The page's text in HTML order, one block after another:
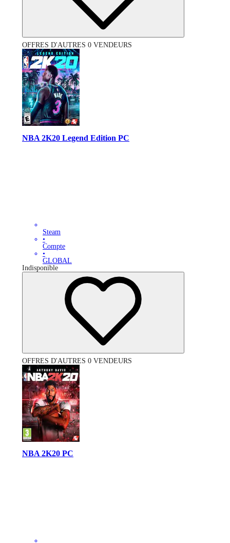
OFFRES D'AUTRES 0 VENDEURS
NBA 2K20 Legend Edition PC
Steam
•
Compte
•
GLOBAL
Indisponible
OFFRES D'AUTRES 0 VENDEURS
NBA 2K20 PC